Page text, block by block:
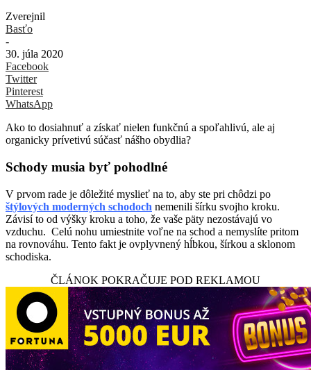
Zverejnil
Basťo
-
30. júla 2020
Facebook
Twitter
Pinterest
WhatsApp
Ako to dosiahnuť a získať nielen funkčnú a spoľahlivú, ale aj
organicky prívetivú súčasť nášho obydlia?
Schody musia byť pohodlné
V prvom rade je dôležité myslieť na to, aby ste pri chôdzi po
štýlových moderných schodoch nemenili šírku svojho kroku.
Závisí to od výšky kroku a toho, že vaše päty nezostávajú vo
vzduchu. Celú nohu umiestnite voľne na schod a nemyslíte pritom
na rovnováhu. Tento fakt je ovplyvnený hĺbkou, šírkou a sklonom
schodiska.
ČLÁNOK POKRAČUJE POD REKLAMOU